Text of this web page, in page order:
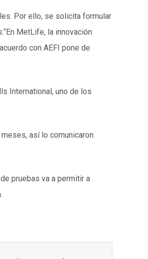
Por ello, se solicita formular
MetLife, la innovación
con AEFI pone de
International, uno de los
así lo comunicaron
pruebas va a permitir a